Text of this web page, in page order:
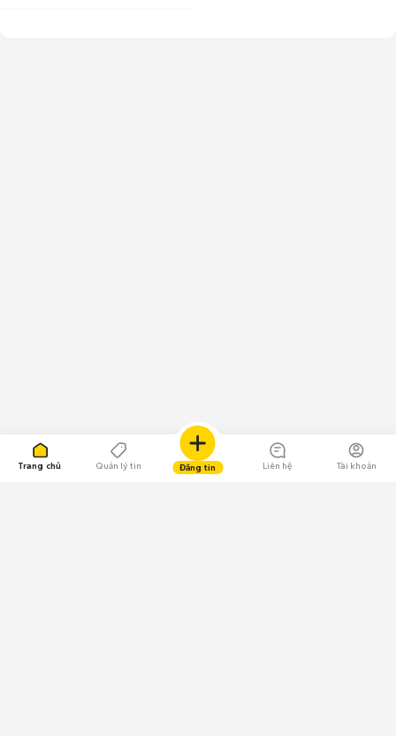
Trang chủ Quản lý tin Đăng tin Liên hệ Tài khoản